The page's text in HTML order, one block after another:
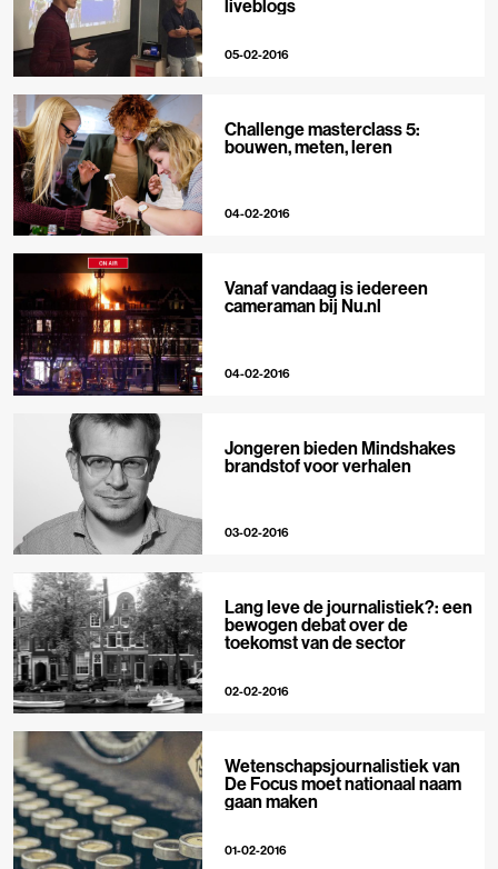
liveblogs
05-02-2016
Challenge masterclass 5:
bouwen, meten, leren
04-02-2016
Vanaf vandaag is iedereen
cameraman bij Nu.nl
04-02-2016
Jongeren bieden Mindshakes
brandstof voor verhalen
03-02-2016
Lang leve de journalistiek?: een
bewogen debat over de
toekomst van de sector
02-02-2016
Wetenschapsjournalistiek van
De Focus moet nationaal naam
gaan maken
01-02-2016